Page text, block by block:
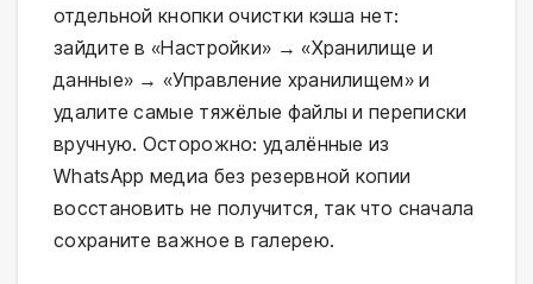
отдельной кнопки очистки кэша нет:
зайдите в «Настройки» → «Хранилище и
данные» → «Управление хранилищем» и
удалите самые тяжёлые файлы и переписки
вручную. Осторожно: удалённые из
WhatsApp медиа без резервной копии
восстановить не получится, так что сначала
сохраните важное в галерею.